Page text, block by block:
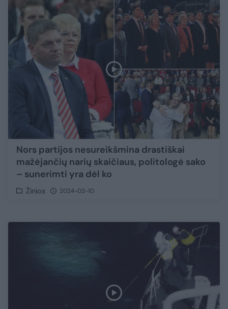
Nors partijos nesureikšmina drastiškai
mažėjančių narių skaičiaus, politologė sako
– sunerimti yra dėl ko
Žinios 2024-03-10